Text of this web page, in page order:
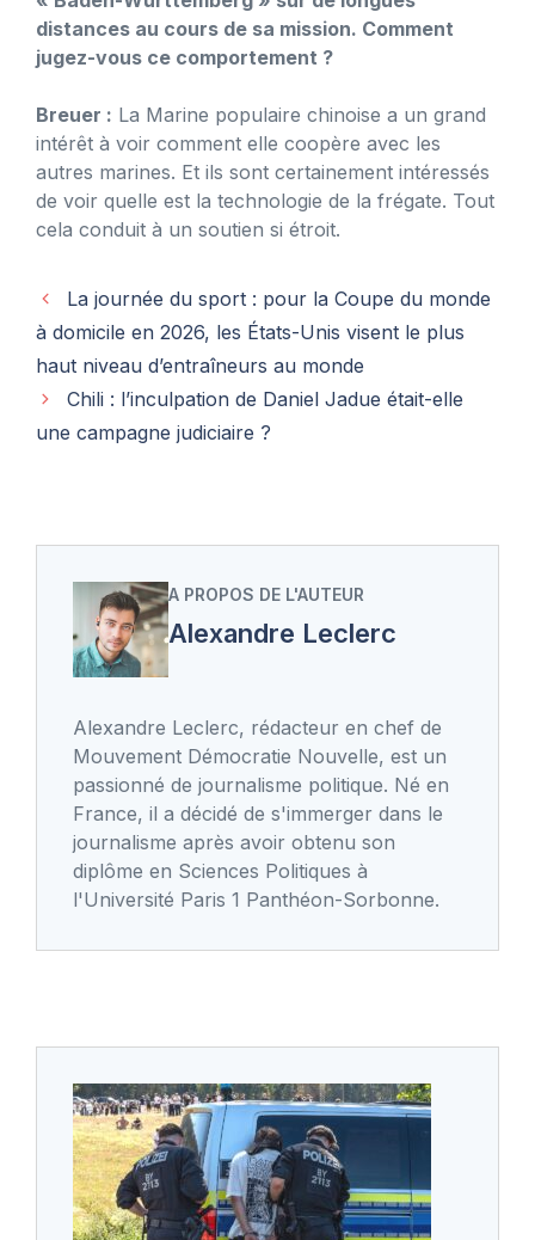
distances au cours de sa mission. Comment
jugez-vous ce comportement ?
Breuer : La Marine populaire chinoise a un grand
intérêt à voir comment elle coopère avec les
autres marines. Et ils sont certainement intéressés
de voir quelle est la technologie de la frégate. Tout
cela conduit à un soutien si étroit.
La journée du sport : pour la Coupe du monde
à domicile en 2026, les États-Unis visent le plus
haut niveau d’entraîneurs au monde
Chili : l’inculpation de Daniel Jadue était-elle
une campagne judiciaire ?
A PROPOS DE L'AUTEUR
Alexandre Leclerc
Alexandre Leclerc, rédacteur en chef de
Mouvement Démocratie Nouvelle, est un
passionné de journalisme politique. Né en
France, il a décidé de s'immerger dans le
journalisme après avoir obtenu son
diplôme en Sciences Politiques à
l'Université Paris 1 Panthéon-Sorbonne.